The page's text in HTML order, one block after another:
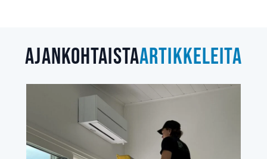
Ajankohtaistaartikkeleita